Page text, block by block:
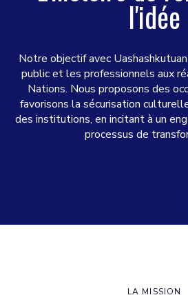
l'idée
Notre objectif avec
public et les professionnels aux
Nations. Nous proposons des
favorisons la sécurisation
des institutions, en incitant à un
processus de
LA MISSION